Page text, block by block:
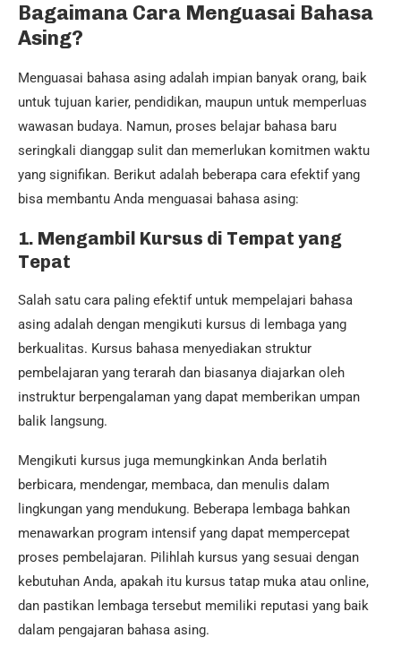
Bagaimana Cara Menguasai Bahasa
Asing?
Menguasai bahasa asing adalah impian banyak orang, baik
untuk tujuan karier, pendidikan, maupun untuk memperluas
wawasan budaya. Namun, proses belajar bahasa baru
seringkali dianggap sulit dan memerlukan komitmen waktu
yang signifikan. Berikut adalah beberapa cara efektif yang
bisa membantu Anda menguasai bahasa asing:
1. Mengambil Kursus di Tempat yang
Tepat
Salah satu cara paling efektif untuk mempelajari bahasa
asing adalah dengan mengikuti kursus di lembaga yang
berkualitas. Kursus bahasa menyediakan struktur
pembelajaran yang terarah dan biasanya diajarkan oleh
instruktur berpengalaman yang dapat memberikan umpan
balik langsung.
Mengikuti kursus juga memungkinkan Anda berlatih
berbicara, mendengar, membaca, dan menulis dalam
lingkungan yang mendukung. Beberapa lembaga bahkan
menawarkan program intensif yang dapat mempercepat
proses pembelajaran. Pilihlah kursus yang sesuai dengan
kebutuhan Anda, apakah itu kursus tatap muka atau online,
dan pastikan lembaga tersebut memiliki reputasi yang baik
dalam pengajaran bahasa asing.